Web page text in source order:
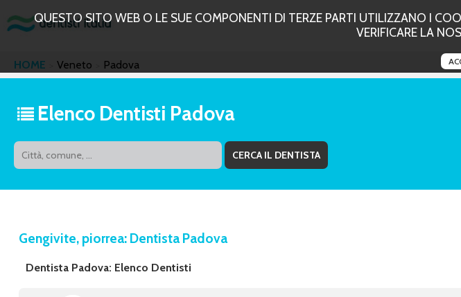
QUESTO SITO WEB O LE SUE COMPONENTI DI TERZE PARTI UTILIZZANO I
VERIFICARE LA
HOME Veneto Padova
Elenco Dentisti Padova
Gengivite, piorrea: Dentista Padova
Dentista Padova: Elenco Dentisti